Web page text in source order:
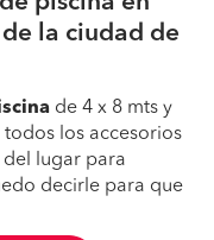
la ciudad de
de 4 x 8 mts y
los accesorios
lugar para
decirle para que